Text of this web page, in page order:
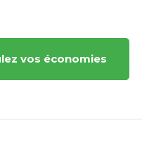
vos économies